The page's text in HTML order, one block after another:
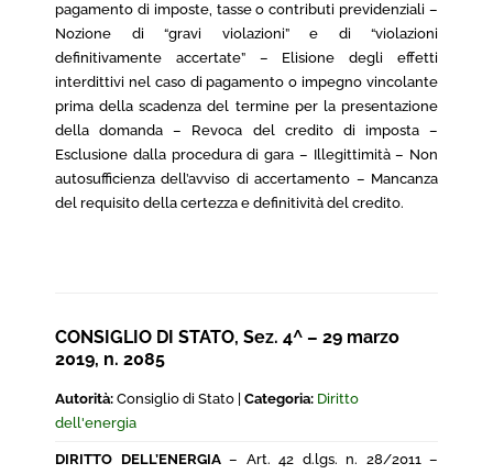
pagamento di imposte, tasse o contributi previdenziali –
Nozione di “gravi violazioni” e di “violazioni
definitivamente accertate” – Elisione degli effetti
interdittivi nel caso di pagamento o impegno vincolante
prima della scadenza del termine per la presentazione
della domanda – Revoca del credito di imposta –
Esclusione dalla procedura di gara – Illegittimità – Non
autosufficienza dell’avviso di accertamento – Mancanza
del requisito della certezza e definitività del credito.
CONSIGLIO DI STATO, Sez. 4^ – 29 marzo
2019, n. 2085
Autorità: Consiglio di Stato | Categoria: Diritto
dell'energia
DIRITTO DELL’ENERGIA– Art. 42 d.lgs. n. 28/2011 –